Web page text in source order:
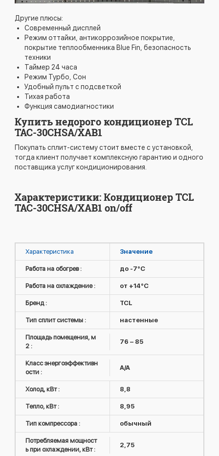
Другие плюсы:
Современный дисплей
Режим оттайки, антикоррозийное покрытие,
покрытие теплообменника Blue Fin, безопасность
техники
Таймер 24 часа
Режим Турбо, Сон
Удобный пульт с подсветкой
Тихая работа
Функция самодиагностики
Купить недорого кондиционер TCL
TAC-30CHSA/XAB1
Покупать сплит-систему стоит вместе с установкой,
тогда клиент получает комплексную гарантию и одного
поставщика услуг кондиционирования.
Характеристики: Кондиционер TCL
TAC-30CHSA/XAB1 on/off
Характеристика Значение
Работа на обогрев : до -7°C
Работа на охлаждение : от +14°C
Бренд : TCL
Тип сплит системы : настенные
Площадь помещения, м
2 :
76 – 85
Класс энергоэффективн
ости :
A/A
Холод, кВт : 8,8
Тепло, кВт : 8,95
Тип компрессора : обычный
Потребляемая мощност
ь при охлаждении, кВт :
2,75